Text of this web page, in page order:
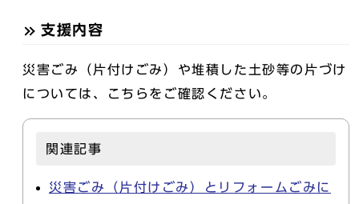
支援内容
災害ごみ（片付けごみ）や堆積した土砂等の片づけ
については、こちらをご確認ください。
関連記事
災害ごみ（片付けごみ）とリフォームごみに